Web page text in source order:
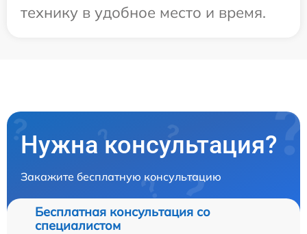
технику в удобное место и время.
Нужна консультация?
Закажите бесплатную консультацию
Бесплатная консультация со
специалистом